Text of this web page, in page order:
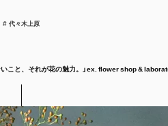
代々木上原
いこと、それが花の魅力。」ex. flower shop &